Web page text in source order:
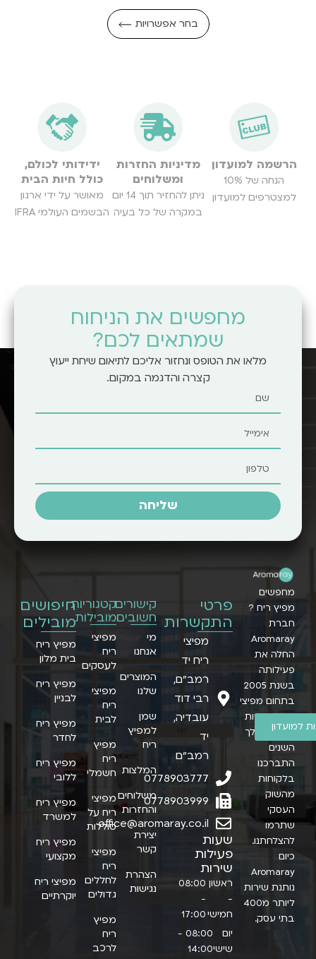
בחר אפשרויות
הרשמה למועדון
הנחה של 10%
למצטרפים למועדון
מדיניות החזרות
ומשלוחים
ניתן להחזיר תוך 14 יום
במקרה של כל בעיה
ידידותי לכולם,
כולל חיות הבית
מאושר על ידי ארגון
הבשמים העולמי IFRA
מחפשים את הניחוח
שמתאים לכם?
מלאו את הטופס ונחזור אליכם לתיאום שיחת ייעוץ
קצרה והדגמה במקום.
שליחה
מחפשים
מפיץ ריח ?
חברת
Aromaray
החלה את
פעילותה
בשנת 2005
בתחום מפיצי
ריח ותמציות
ריח. במהלך
השנים
התברכנו
בלקוחות
מהשוק
העסקי
שתרמו
להצלחתנו.
כיום
Aromaray
נותנת שירות
ליותר מ400
בתי עסק.
פרטי
התקשרות
מפיצי
ריח יד
רמב״ם,
רבי דוד
עובדיה,
יד
רמב"ם
0778903777
0778903999
office@aromaray.co.il
שעות
פעילות
שירות
ראשון
-
חמישי
08:00
-
17:00
יום
שישי
08:00 -
14:00
קישורים
חשובים
מי
אנחנו
המוצרים
שלנו
שמן
למפיץ
ריח
המלצות
משלוחים
והחזרות
יצירת
קשר
הצהרת
נגישות
קטגוריות
מובילות
מפיצי
ריח
לעסקים
מפיצי
ריח
לבית
מפיץ
ריח
חשמלי
מפיצי
ריח על
סוללות
מפיצי
ריח
לחללים
גדולים
מפיץ
ריח
לרכב
חיפושים
מובילים
מפיץ ריח
בית מלון
מפיץ ריח
לבניין
מפיץ ריח
לחדר
מפיץ ריח
ללובי
מפיץ ריח
למשרד
מפיץ ריח
מקצועי
מפיצי ריח
יוקרתיים
למועדון